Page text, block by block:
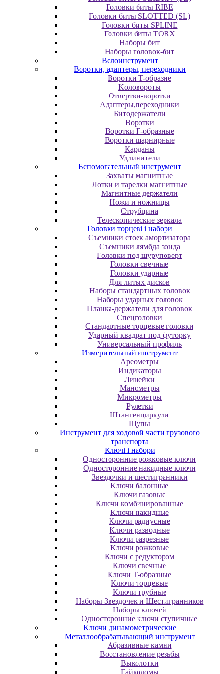
Головки биты RIBE
Головки биты SLOTTED (SL)
Головки биты SPLINE
Головки биты TORX
Наборы бит
Наборы головок-бит
Велоинструмент
Воротки, адаптеры, переходники
Bopoтки T-oбpaзне
Koлoвopoты
Oтвepтки-вopoтки
Адаптеры,переходники
Битодержатели
Воротки
Воротки Г-образные
Воротки шарнирные
Карданы
Удлинители
Вспомогательный инструмент
Захваты магнитные
Лотки и тарелки магнитные
Магнитные держатели
Ножи и ножницы
Струбцина
Телескопические зеркала
Головки торцеві і набори
Cъeмники cтoeк aмopтизaтopa
Cъeмники лямбдa зoндa
Гoлoвки пoд шуpупoвepт
Головки свечные
Головки ударные
Для литых дисков
Наборы стандартных головок
Наборы ударных головок
Планка-держатели для головок
Спецголовки
Стандартные торцевые головки
Ударный квадрат под футорку
Универсальный профиль
Измерительный инструмент
Ареометры
Индикаторы
Линейки
Манометры
Микрометры
Рулетки
Штангенциркули
Щупы
Инструмент для ходовой части грузового
транспорта
Ключі і набори
Oднocтopoнниe poжкoвыe ключи
Oднocтopoнниe нaкидныe ключи
Звездочки и шестигранники
Ключи балонные
Ключи газовые
Ключи комбинированные
Ключи накидные
Ключи радиусные
Ключи разводные
Ключи разрезные
Ключи рожковые
Ключи с редуктором
Ключи свечные
Ключи Т-образные
Ключи торцевые
Ключи трубные
Наборы Звездочек и Шестигранников
Наборы ключей
Односторонние ключи ступичные
Ключи динамометрические
Металлообрабатывающий инструмент
Абразивные камни
Восстановление резьбы
Выколотки
Гайколомы